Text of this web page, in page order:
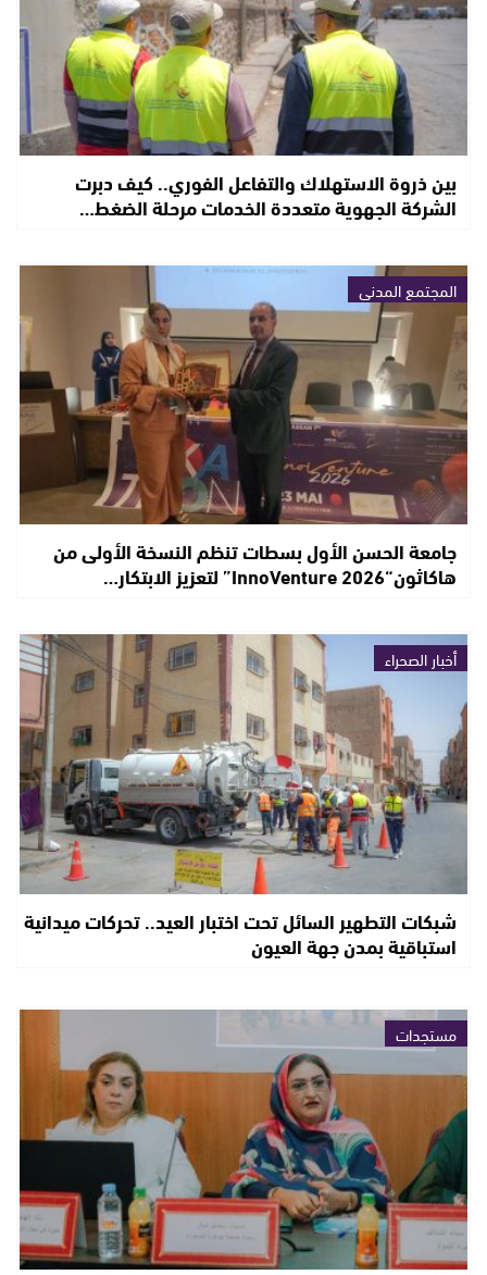
بين ذروة الاستهلاك والتفاعل الفوري.. كيف دبرت
الشركة الجهوية متعددة الخدمات مرحلة الضغط…
المجتمع المدني
جامعة الحسن الأول بسطات تنظم النسخة الأولى من
هاكاثون“InnoVenture 2026” لتعزيز الابتكار…
أخبار الصحراء
شبكات التطهير السائل تحت اختبار العيد.. تحركات ميدانية
استباقية بمدن جهة العيون
مستجدات